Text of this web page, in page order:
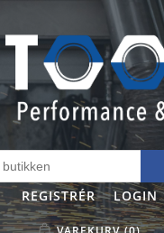
REGISTRÉR LOGIN